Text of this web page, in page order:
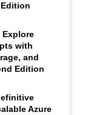
Explore
with
and
Edition
Azure